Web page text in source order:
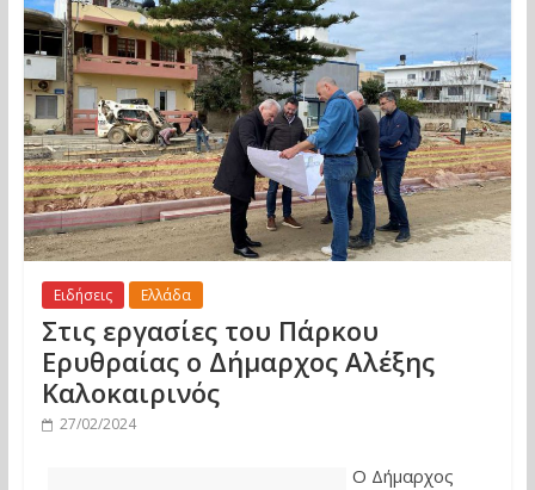
Ειδήσεις Ελλάδα
Στις εργασίες του Πάρκου
Ερυθραίας ο Δήμαρχος Αλέξης
Καλοκαιρινός
27/02/2024
Ο Δήμαρχος